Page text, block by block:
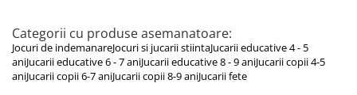
Categorii cu produse asemanatoare:
Jocuri de indemanareJocuri si jucarii stiintaJucarii educative 4 - 5
aniJucarii educative 6 - 7 aniJucarii educative 8 - 9 aniJucarii copii 4-5
aniJucarii copii 6-7 aniJucarii copii 8-9 aniJucarii fete